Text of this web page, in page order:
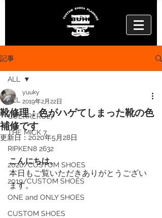
記事
ALL
GUERRERO27
THE MICK 7
RIPKEN8 2632
2020/CUSTOM SHOES
2019/CUSTOM SHOES
ONE and ONLY SHOES
CUSTOM SHOES
ALL
靴修理：色がハゲてしまった靴の色
補修です
yuuky
2019年2月22日
更新日： 2020年5月28日
こんにちは。
本日もご覧いただきありがとうござい
ます。